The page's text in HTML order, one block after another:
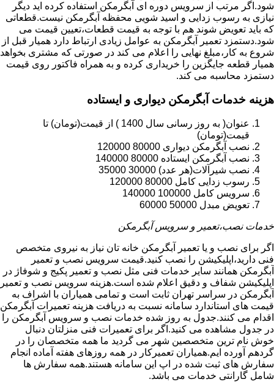
شود.اگر مرتب از سرویس دوره ای آبگرمکن استفاده کرده اید دیگر
نیازی به رسوب زدایی و اسید شویی محفظه آبگرمکن نیست.قطعاتی
که باید تعویض شوند هم با توجه به قیمت قطعات،تعیین قیمت می
شود.دستمزد تعمیر آبگرمکن به عوامل زیادی ارتباط دارد همیار قبل از
شروع به کار،مبلغ نهایی را اعلام می کند در صورتی که مشتری بخواهد
همیار قطعه جایگزین را خریداری کرده و به همراه فاکتور روی قیمت
دستمزد محاسبه می کند.
هزینه خدمات آبگرمکن دیواری و ایستاده
عنوان( به روز رسانی سال 1400 ) از قیمت(تومان) تا
قیمت(تومان)
نصب آبگرمکن دیواری 80000 120000
نصب آبگرمکن ایستاده 80000 140000
نصب شیرآلات(هر عدد) 30000 35000
رسوب زدایی کامل 80000 120000
سرویس کامل 100000 140000
تعویض مبدل 50000 60000
خدمات نصب،تعمیر و سرویس آبگرمکن
اگر برای نصب و یا تعمیر آبگرمکن خانه تان نیاز به نیروی متخصص
فنی دارید،اپلیکیشن را نصب کنید.قیمت سرویس نصب و تعمیر
آبگرمکن همانند سایر خدمات فنی مثل نصب و تعمیر پکیج و شوفاژ در
اپلیکیشن شفاف و دقیق اعلام شده است.هزینه سرویس نصب و تعمیر
آبگرمکن در سراسر تهران ثابت است و تمامی همیاران با اشراف به
قیمت های استاندارد سامانه نسبت به دریافت هزینه تعمیرات آبگرمکن
اقدام می کنند.جدول به روز شده خدمات نصب و سرویس آبگرمکن را
در جدول مشاهده می کنید.اگر برای تعمیرات فنی منزلتان دنبال
خوش نام ترین متخصصین شهر می گردید ما همه متخصصان را در
گردهم آورده ایم.همیاران تعمیرکار در همه روزهای هفته آماده انجام
سفارش های ثبت شده در اپ این سامانه هستند.همه سفارش ها
شامل گارانتی خدمات می باشد.